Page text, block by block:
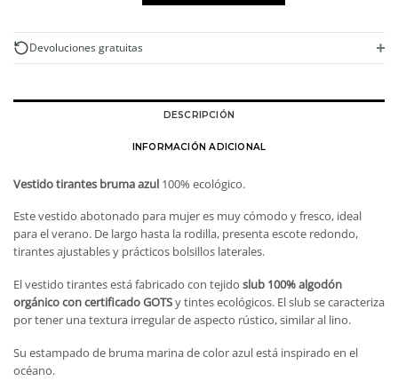
de
Devoluciones gratuitas +
DESCRIPCIÓN
INFORMACIÓN ADICIONAL
Vestido tirantes bruma azul 100% ecológico.
Este vestido abotonado para mujer es muy cómodo y fresco, ideal
para el verano. De largo hasta la rodilla, presenta escote redondo,
tirantes ajustables y prácticos bolsillos laterales.
El vestido tirantes está fabricado con tejido slub 100% algodón
orgánico con certificado GOTSy tintes ecológicos. El slub se caracteriza
por tener una textura irregular de aspecto rústico, similar al lino.
Su estampado de bruma marina de color azul está inspirado en el
océano.